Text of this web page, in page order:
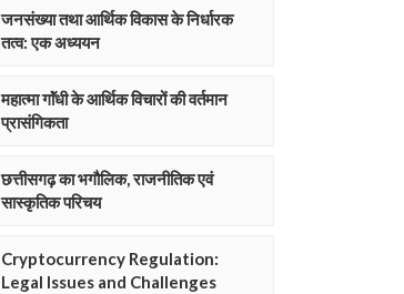
जनसंख्या तथा आर्थिक विकास के निर्धारक
तत्व: एक अध्ययन
महात्मा गाॅंधी के आर्थिक विचारों की वर्तमान
प्रासंगिकता
छत्तीसगढ़ का भगौलिक, राजनीतिक एवं
सास्कृतिक परिचय
Cryptocurrency Regulation:
Legal Issues and Challenges